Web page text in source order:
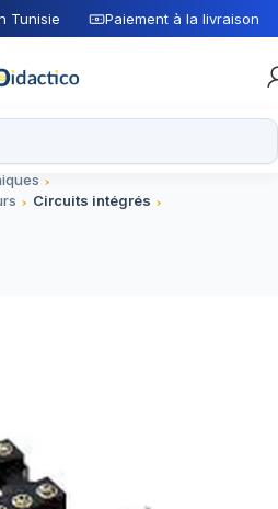
Tunisie Paiement à la livraison
Circuits intégrés